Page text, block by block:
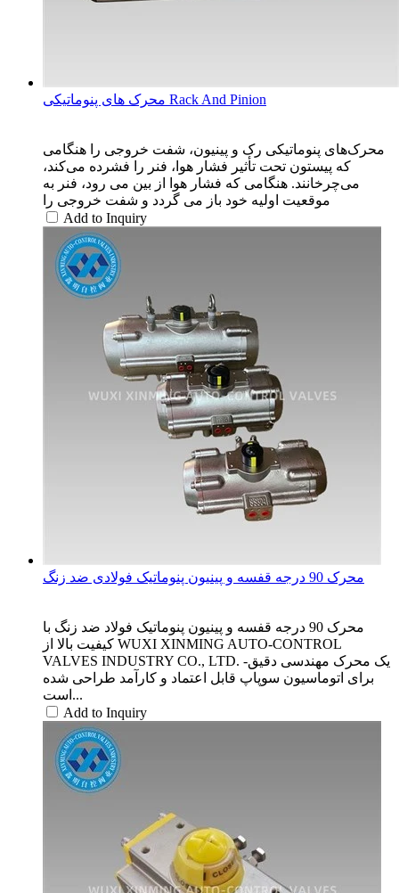
محرک های پنوماتیکی Rack And Pinion
محرک‌های پنوماتیکی رک و پینیون، شفت خروجی را هنگامی
که پیستون تحت تأثیر فشار هوا، فنر را فشرده می‌کند،
می‌چرخانند. هنگامی که فشار هوا از بین می رود، فنر به
موقعیت اولیه خود باز می گردد و شفت خروجی را
Add to Inquiry
محرک 90 درجه قفسه و پینیون پنوماتیک فولادی ضد زنگ
محرک 90 درجه قفسه و پینیون پنوماتیک فولاد ضد زنگ با
کیفیت بالا از WUXI XINMING AUTO-CONTROL
VALVES INDUSTRY CO., LTD. یک محرک مهندسی دقیق-
برای اتوماسیون سوپاپ قابل اعتماد و کارآمد طراحی شده
است...
Add to Inquiry